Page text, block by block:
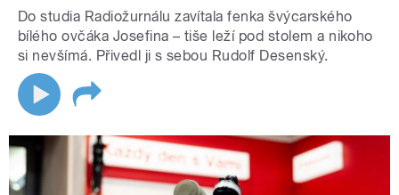
Do studia Radiožurnálu zavítala fenka švýcarského
bílého ovčáka Josefina – tiše leží pod stolem a nikoho
si nevšímá. Přivedl ji s sebou Rudolf Desenský.